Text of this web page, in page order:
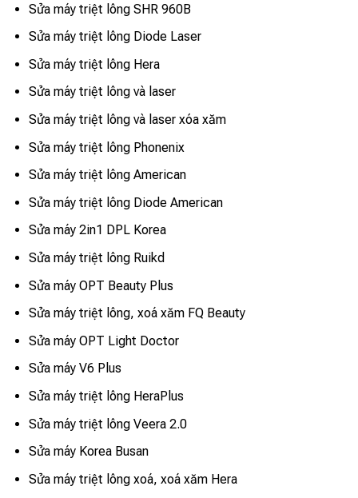
Sửa máy triệt lông SHR 960B
Sửa máy triệt lông Diode Laser
Sửa máy triệt lông Hera
Sửa máy triệt lông và laser
Sửa máy triệt lông và laser xóa xăm
Sửa máy triệt lông Phonenix
Sửa máy triệt lông American
Sửa máy triệt lông Diode American
Sửa máy 2in1 DPL Korea
Sửa máy triệt lông Ruikd
Sửa máy OPT Beauty Plus
Sửa máy triệt lông, xoá xăm FQ Beauty
Sửa máy OPT Light Doctor
Sửa máy V6 Plus
Sửa máy triệt lông HeraPlus
Sửa máy triệt lông Veera 2.0
Sửa máy Korea Busan
Sửa máy triệt lông xoá, xoá xăm Hera